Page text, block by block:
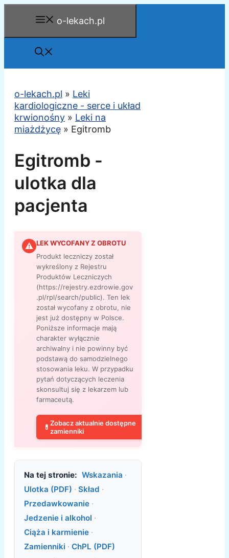
o-lekach.pl
o-lekach.pl » Leki
kardiologiczne - serce i układ
krwionośny » Leki na
miażdżycę » Egitromb
Egitromb -
ulotka dla
pacjenta
⚠ LEK WYCOFANY Z OBROTU
Produkt leczniczy został
wykreślony z Rejestru
Produktów Leczniczych
(https://rejestry.ezdrowie.gov
.pl/rpl/search/public). Ten lek
został wycofany z obrotu, nie
jest już dostępny w Polsce.
Poniższe informacje mają
charakter wyłącznie
archiwalny i nie powinny być
podstawą do samodzielnego
stosowania leku. W przypadku
pytań dotyczących leczenia
skonsultuj się z lekarzem lub
farmaceutą.
💊 Zobacz aktualnie dostępne
zamienniki
Na tej stronie: Wskazania ·
Ulotka (PDF) · Skład ·
Przedawkowanie ·
Jedzenie i alkohol ·
Ciąża i karmienie ·
Zamienniki · ChPL (PDF)